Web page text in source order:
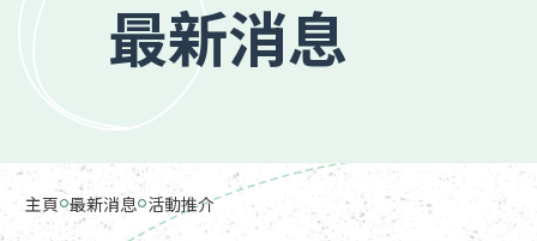
最新消息
主頁 最新消息 活動推介